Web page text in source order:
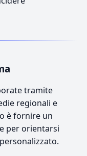
tramite
regionali e
è fornire un
per orientarsi